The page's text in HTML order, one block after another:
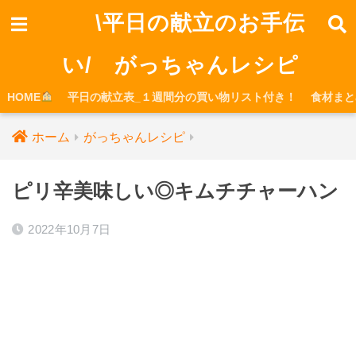
\平日の献立のお手伝
い/ がっちゃんレシピ
HOME 平日の献立表_１週間分の買い物リスト付き！ 食材ま
ホーム がっちゃんレシピ
ピリ辛美味しい◎キムチチャーハン
2022年10月7日